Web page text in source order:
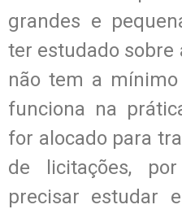
grandes e
ter estudado sobre
não tem a
funciona na
for alocado para
de licitações,
precisar estudar